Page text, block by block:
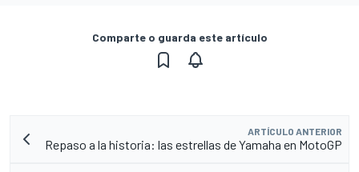
Comparte o guarda este artículo
ARTÍCULO ANTERIOR
Repaso a la historia: las estrellas de Yamaha en MotoGP